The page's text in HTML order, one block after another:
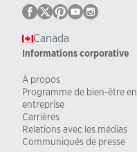
Canada
Informations corporative
À propos
Programme de bien-être en
entreprise
Carrières
Relations avec les médias
Communiqués de presse